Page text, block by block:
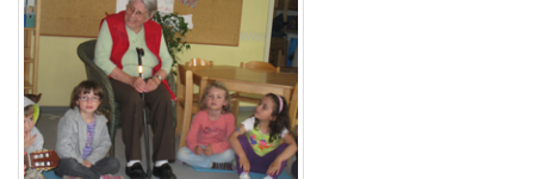
Bildungsarbeit
Konzept
Eltern